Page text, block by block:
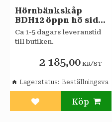
Hörnbänkskåp
BDH12 öppn hö sida
stomme 100cm
Sagaköket
Ca 1-5 dagars leveranstid
till butiken.
2 185,00 KR/ST
Lägg till i favoriter
Lagerstatus Beställningsvara